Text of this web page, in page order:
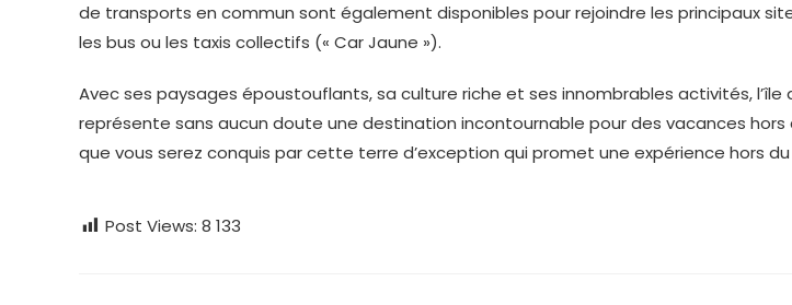
de transports en commun sont également disponibles pour rejoindre les principaux
les bus ou les taxis collectifs (« Car Jaune »).
Avec ses paysages époustouflants, sa culture riche et ses innombrables activités, l’île
représente sans aucun doute une destination incontournable pour des vacances hors
que vous serez conquis par cette terre d’exception qui promet une expérience hors
Post Views: 8 133